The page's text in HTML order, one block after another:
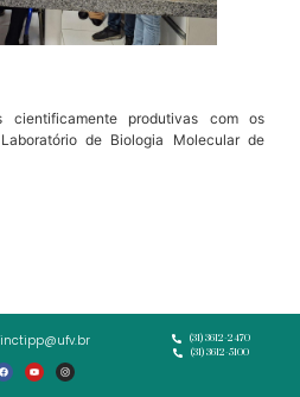
cientificamente produtivas com os
de Biologia Molecular de
inctipp@ufv.br
(31) 3612-2470
(31) 3612-5100